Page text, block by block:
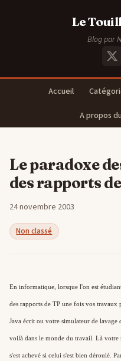
Le
Blog par
Accueil
A propos
Le paradoxe
des rapports
24 novembre 2003
Non classé
En informatique, lorsque l'on est
des rapports de TP une fois vos travaux
Java écrit ou votre simulateur de
voilà dans le monde du travail. Là votre
s'est achevé si celui s'est bien déroulé.